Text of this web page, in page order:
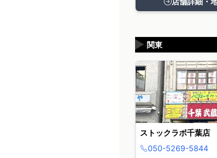
関東
▶
ストックラボ千葉店
050-5269-5844